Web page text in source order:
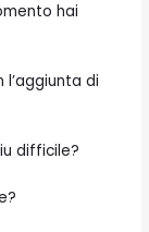
hai
di
difficile?